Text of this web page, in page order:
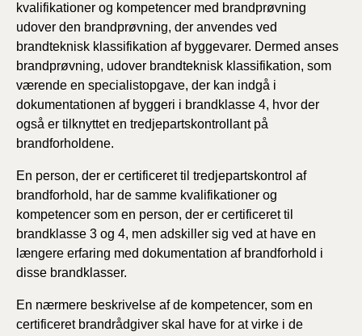
kvalifikationer og kompetencer med brandprøvning
udover den brandprøvning, der anvendes ved
brandteknisk klassifikation af byggevarer. Dermed anses
brandprøvning, udover brandteknisk klassifikation, som
værende en specialistopgave, der kan indgå i
dokumentationen af byggeri i brandklasse 4, hvor der
også er tilknyttet en tredjepartskontrollant på
brandforholdene.
En person, der er certificeret til tredjepartskontrol af
brandforhold, har de samme kvalifikationer og
kompetencer som en person, der er certificeret til
brandklasse 3 og 4, men adskiller sig ved at have en
længere erfaring med dokumentation af brandforhold i
disse brandklasser.
En nærmere beskrivelse af de kompetencer, som en
certificeret brandrådgiver skal have for at virke i de